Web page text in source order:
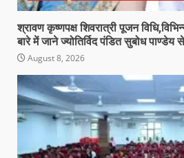
श्रावण कृष्णपक्ष शिवरात्री पूजन
बारे में जाने ज्योतिर्विद पंडित सुबोध
August 8, 2026